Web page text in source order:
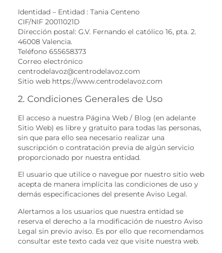
Identidad – Entidad : Tania Centeno
CIF/NIF 20011021D
Dirección postal: G.V. Fernando el católico 16, pta. 2.
46008 Valencia.
Teléfono 655658373
Correo electrónico
centrodelavoz@centrodelavoz.com
Sitio web https://www.centrodelavoz.com
2. Condiciones Generales de Uso
El acceso a nuestra Página Web / Blog (en adelante
Sitio Web) es libre y gratuito para todas las personas,
sin que para ello sea necesario realizar una
suscripción o contratación previa de algún servicio
proporcionado por nuestra entidad.
El usuario que utilice o navegue por nuestro sitio web
acepta de manera implícita las condiciones de uso y
demás especificaciones del presente Aviso Legal.
Alertamos a los usuarios que nuestra entidad se
reserva el derecho a la modificación de nuestro Aviso
Legal sin previo aviso. Es por ello que recomendamos
consultar este texto cada vez que visite nuestra web.